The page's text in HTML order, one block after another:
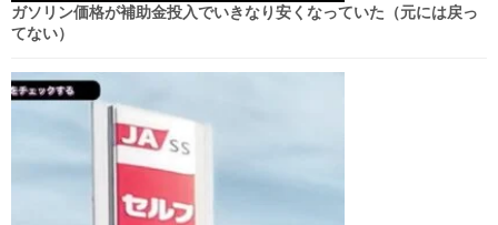
ガソリン価格が補助金投入でいきなり安くなっていた（元には戻っ
てない）